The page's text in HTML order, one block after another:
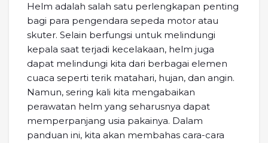
Helm adalah salah satu perlengkapan penting
bagi para pengendara sepeda motor atau
skuter. Selain berfungsi untuk melindungi
kepala saat terjadi kecelakaan, helm juga
dapat melindungi kita dari berbagai elemen
cuaca seperti terik matahari, hujan, dan angin.
Namun, sering kali kita mengabaikan
perawatan helm yang seharusnya dapat
memperpanjang usia pakainya. Dalam
panduan ini, kita akan membahas cara-cara